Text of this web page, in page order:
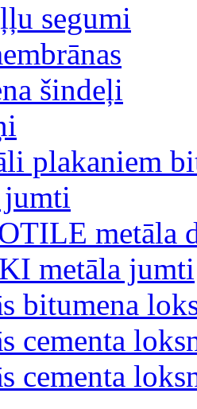
segumi
šindeļi
plakaniem
metāla
metāla jumti
bitumena
cementa
cementa